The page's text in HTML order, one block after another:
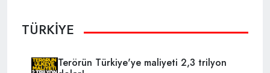
TÜRKİYE
Terörün Türkiye'ye maliyeti 2,3 trilyon